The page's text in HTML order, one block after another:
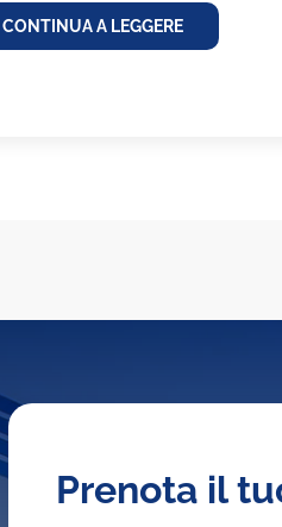
CONTINUA A LEGGERE
Prenota il